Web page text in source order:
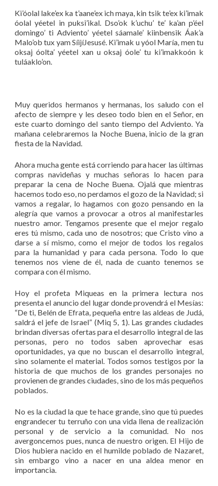
Ki’óolal lake’ex ka t’aane’ex ich maya, kin tsik te’ex ki’imak
óolal yéetel in puksi’ikal. Dso’ok k’uchu’ te’ ka’an p’éel
domingo’ ti Adviento’ yéetel sáamale’ kiinbensik Áak’a
Malo’ob tux yam SíijíJesusé. Ki’imak u yóol María, men tu
oksaj óolta’ yéetel xan u oksaj óole’ tu ki’imakkoón k
tuláaklo’on.
Muy queridos hermanos y hermanas, los saludo con el
afecto de siempre y les deseo todo bien en el Señor, en
este cuarto domingo del santo tiempo del Adviento. Ya
mañana celebraremos la Noche Buena, inicio de la gran
fiesta de la Navidad.
Ahora mucha gente está corriendo para hacer las últimas
compras navideñas y muchas señoras lo hacen para
preparar la cena de Noche Buena. Ojalá que mientras
hacemos todo eso, no perdamos el gozo de la Navidad; si
vamos a regalar, lo hagamos con gozo pensando en la
alegría que vamos a provocar a otros al manifestarles
nuestro amor. Tengamos presente que el mejor regalo
eres tú mismo, cada uno de nosotros; que Cristo vino a
darse a sí mismo, como el mejor de todos los regalos
para la humanidad y para cada persona. Todo lo que
tenemos nos viene de él, nada de cuanto tenemos se
compara con él mismo.
Hoy el profeta Miqueas en la primera lectura nos
presenta el anuncio del lugar donde provendrá el Mesías:
“De ti, Belén de Efrata, pequeña entre las aldeas de Judá,
saldrá el jefe de Israel” (Miq 5, 1). Las grandes ciudades
brindan diversas ofertas para el desarrollo integral de las
personas, pero no todos saben aprovechar esas
oportunidades, ya que no buscan el desarrollo integral,
sino solamente el material. Todos somos testigos por la
historia de que muchos de los grandes personajes no
provienen de grandes ciudades, sino de los más pequeños
poblados.
No es la ciudad la que te hace grande, sino que tú puedes
engrandecer tu terruño con una vida llena de realización
personal y de servicio a la comunidad. No nos
avergoncemos pues, nunca de nuestro origen. El Hijo de
Dios hubiera nacido en el humilde poblado de Nazaret,
sin embargo vino a nacer en una aldea menor en
importancia.